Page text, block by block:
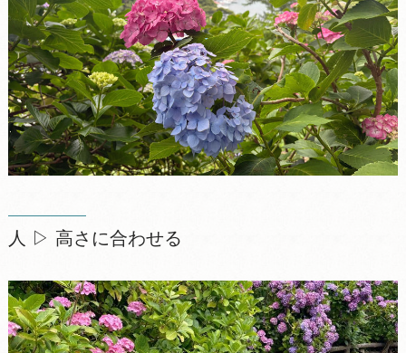
人 ▷ 高さに合わせる